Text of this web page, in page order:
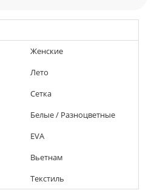
Женские
Лето
Сетка
Белые / Разноцветные
EVA
Вьетнам
Текстиль